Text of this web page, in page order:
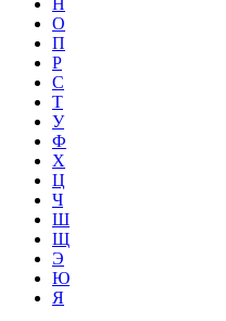
Н
О
П
Р
С
Т
У
Ф
Х
Ц
Ч
Ш
Щ
Э
Ю
Я